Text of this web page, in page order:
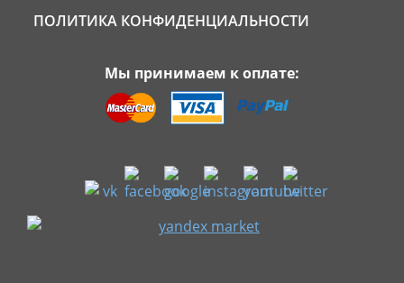
ПОЛИТИКА КОНФИДЕНЦИАЛЬНОСТИ
Мы принимаем к оплате: